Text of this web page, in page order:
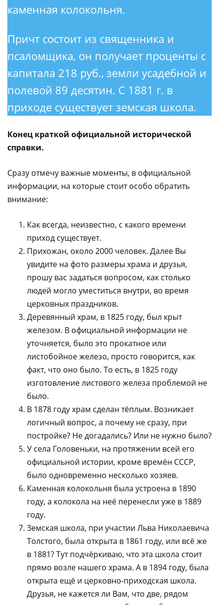
каменная колокольня.
Причт состоит из священника и
псаломщика, он получает проценты с
капитала 218 руб., земли усадебной и
полевой 89 десятин. С 1881 г. в
приходе существует земская школа.
Конец краткой официальной исторической
справки.
Сразу отмечу важные моменты, в официальной
информации, на которые стоит особо обратить
внимание:
Как всегда, неизвестно, с какого времени
приход существует.
Прихожан, около 2000 человек. Далее Вы
увидите на фото размеры храма и друзья,
прошу вас задаться вопросом, как столько
людей могло уместиться внутри, во время
церковных праздников.
Деревянный храм, в 1825 году, был крыт
железом. В официальной информации не
уточняется, было это прокатное или
листобойное железо, просто говорится, как
факт, что оно было. То есть, в 1825 году
изготовление листового железа проблемой не
было.
В 1878 году храм сделан тёплым. Возникает
логичный вопрос, а почему не сразу, при
постройке? Не догадались? Или не нужно было?
У села Головеньки, на протяжении всей его
официальной истории, кроме времён СССР,
было одновременно несколько хозяев.
Каменная колокольня была устроена в 1890
году, а колокола на неё перенесли уже в 1889
году.
Земская школа, при участии Льва Николаевича
Толстого, была открыта в 1861 году, или всё же
в 1881? Тут подчёркиваю, что эта школа стоит
прямо возле нашего храма. А в 1894 году, была
открыта ещё и церковно-приходская школа.
Друзья, не кажется ли Вам, что две, рядом